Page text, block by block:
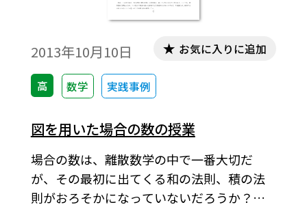
とが必要です。無償ダウンロードはこちら→
無償ダウンロードのご案内
2013年10月10日
高 数学 実践事例
お気に入りに追加
図を用いた場合の数の授業
場合の数は、離散数学の中で一番大切だ
が、その最初に出てくる和の法則、積の法
則がおろそかになっていないだろうか？こ